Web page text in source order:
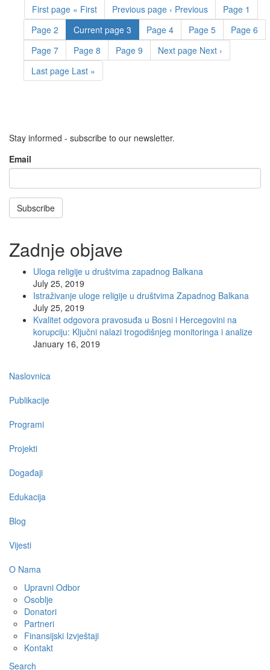
First page « First Previous page ‹ Previous Page 1
Page 2 Current page 3 Page 4 Page 5 Page 6
Page 7 Page 8 Page 9 Next page Next ›
Last page Last »
Stay informed - subscribe to our newsletter.
Email
Subscribe
Zadnje objave
Uloga religije u društvima zapadnog Balkana
July 25, 2019
Istraživanje uloge religije u društvima Zapadnog Balkana
July 25, 2019
Kvalitet odgovora pravosuđa u Bosni i Hercegovini na
korupciju: Ključni nalazi trogodišnjeg monitoringa i analize
January 16, 2019
Main
navigation
Naslovnica
Publikacije
Programi
Projekti
Događaji
Edukacija
Blog
Vijesti
O Nama
Upravni Odbor
Osoblje
Donatori
Partneri
Finansijski Izvještaji
Kontakt
Search